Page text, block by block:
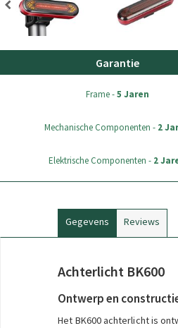
Garantie
Frame -5 Jaren
Mechanische Componenten - 2
Elektrische Componenten - 2
Gegevens
Achterlicht BK600
Ontwerp en
Het BK600 achterlicht is
Reviews